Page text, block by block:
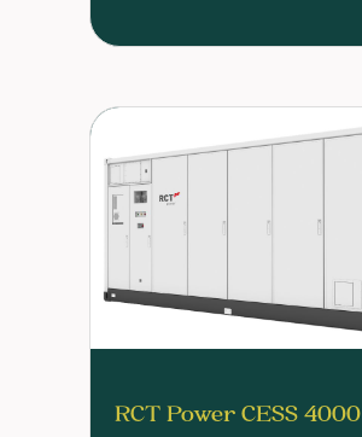
RCT Power CESS 4000